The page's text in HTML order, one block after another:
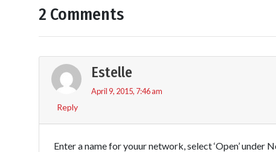
2 Comments
Estelle
April 9, 2015, 7:46 am
Reply
Enter a name for youur network, select ‘Open’